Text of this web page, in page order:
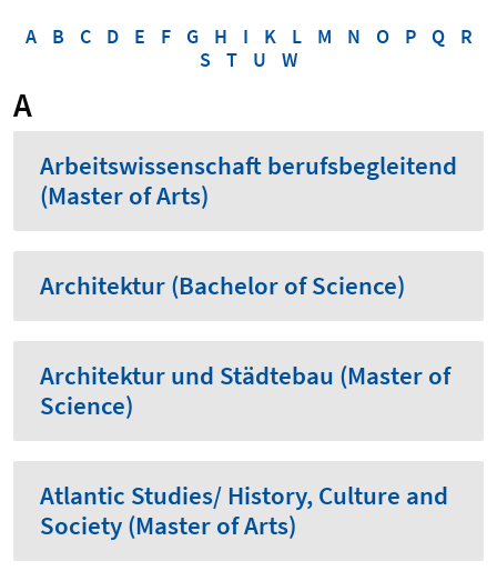
A B C D E F G H I K L M N O P Q
R
S
T U W
A
Arbeitswissenschaft berufsbegleitend
(Master of Arts)
Architektur (Bachelor of Science)
Architektur und Städtebau (Master of
Science)
Atlantic Studies/ History, Culture and
Society (Master of Arts)